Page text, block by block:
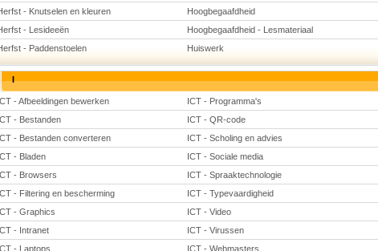
- Knutselen en kleuren
Hoogbegaafdheid
- Lesideeën
Hoogbegaafdheid - Lesmateriaal
- Paddenstoelen
Huiswerk
I
- Afbeeldingen bewerken ICT - Programma's
- Bestanden
ICT - QR-code
- Bestanden converteren
ICT - Scholing en advies
- Bladen
ICT - Sociale media
- Browsers
ICT - Spraaktechnologie
- Filtering en bescherming
ICT - Typevaardigheid
- Graphics
ICT - Video
- Intranet
ICT - Virussen
- Laptops
ICT - Webmasters